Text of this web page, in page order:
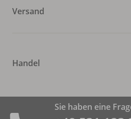
Versand
Handel
Sie haben eine